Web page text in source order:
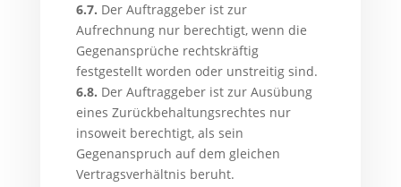
6.7. Der Auftraggeber ist zur
Aufrechnung nur berechtigt, wenn die
Gegenansprüche rechtskräftig
festgestellt worden oder unstreitig sind.
6.8. Der Auftraggeber ist zur Ausübung
eines Zurückbehaltungsrechtes nur
insoweit berechtigt, als sein
Gegenanspruch auf dem gleichen
Vertragsverhältnis beruht.